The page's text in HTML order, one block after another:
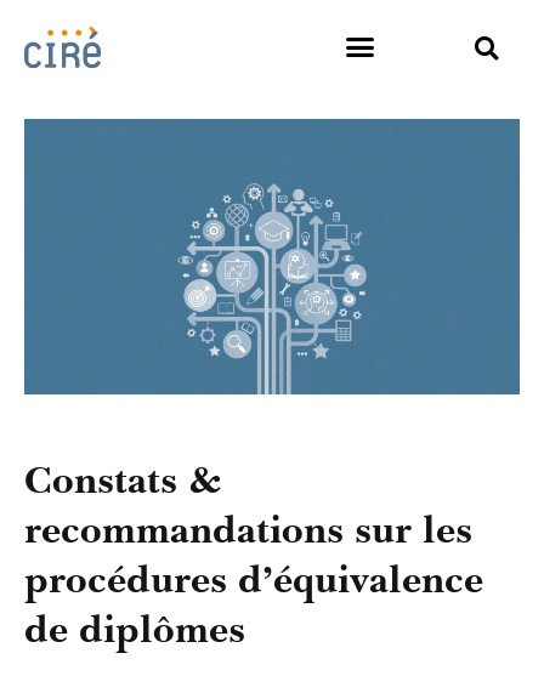
Constats &
recommandations sur les
procédures d’équivalence
de diplômes